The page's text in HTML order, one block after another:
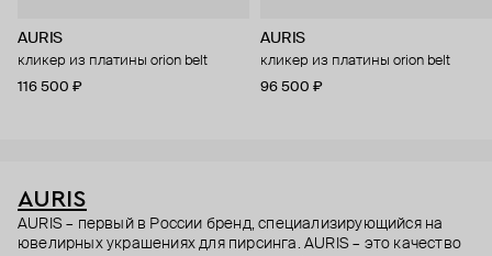
AURIS
кликер из платины orion belt
116 500 ₽
AURIS
кликер из платины orion belt
96 500 ₽
AURIS
AURIS – первый в России бренд, специализирующийся на
ювелирных украшениях для пирсинга. AURIS – это качество